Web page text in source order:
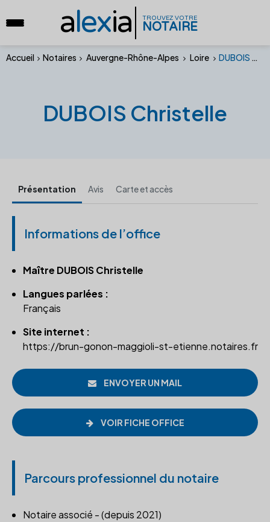
alexia TROUVEZ VOTRE
NOTAIRE
Accueil Notaires Auvergne-Rhône-Alpes Loire DUBOIS Christelle
DUBOIS Christelle
Présentation Avis Carte et accès
Informations de l’office
Maître DUBOIS Christelle
Langues parlées :
Français
Site internet :
https://brun-gonon-maggioli-st-etienne.notaires.fr
ENVOYER UN MAIL
VOIR FICHE OFFICE
Parcours professionnel du notaire
Notaire associé - (depuis 2021)